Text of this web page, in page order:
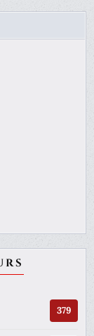
379